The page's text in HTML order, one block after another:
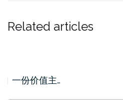
Related articles
一份价值主…